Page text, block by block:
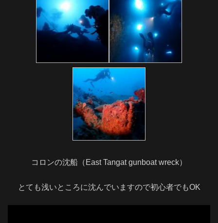
コロンの沈船（East Tangat gunboat wreck）
とても浅いところに沈んでいますので初心者でもOK